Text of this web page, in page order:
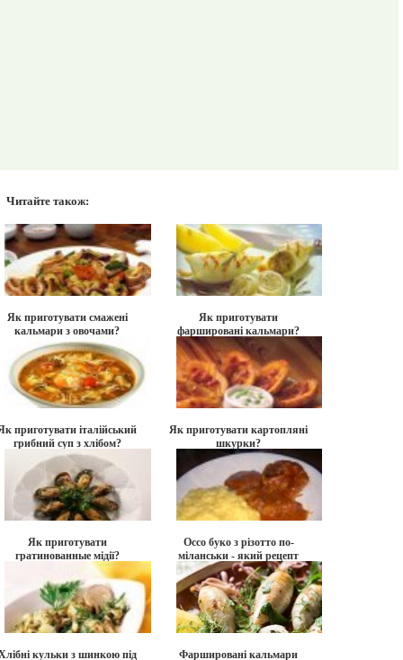
Читайте також:
Як приготувати смажені
кальмари з овочами?
Як приготувати
фаршировані кальмари?
приготувати італійський
грибний суп з хлібом?
Як приготувати картопляні
шкурки?
Як приготувати
гратинованные мідії?
Оссо буко з різотто по-
міланськи - який рецепт
страви?
кульки з шинкою під Фаршировані кальмари